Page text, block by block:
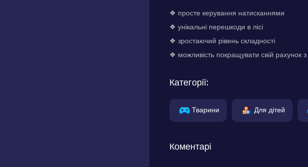
❖ просте керування натисканнями
❖ унікальні перешкоди в лісі
❖ зростаючий рівень складності
❖ можливість покращувати свій рахунок
Категорії:
Тварини Для дітей
Коментарі